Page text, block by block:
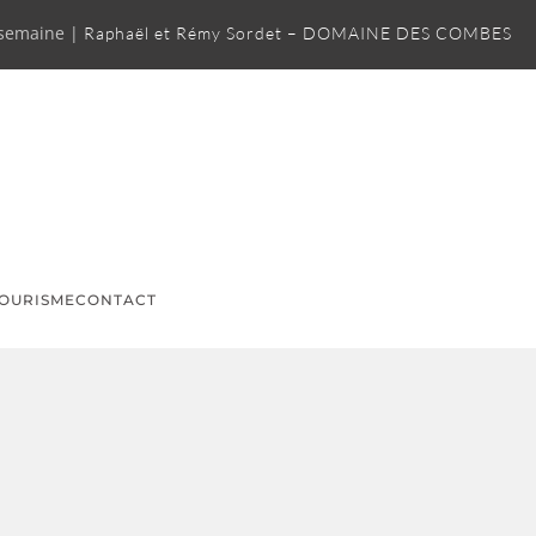
| Raphaël et Rémy Sordet – DOMAINE DES COMBES
CONTACT